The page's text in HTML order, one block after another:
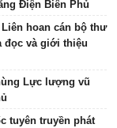
Điện Biên Phủ
hoan cán bộ thư
đọc và giới thiệu
Lực lượng vũ
tuyên truyền phát